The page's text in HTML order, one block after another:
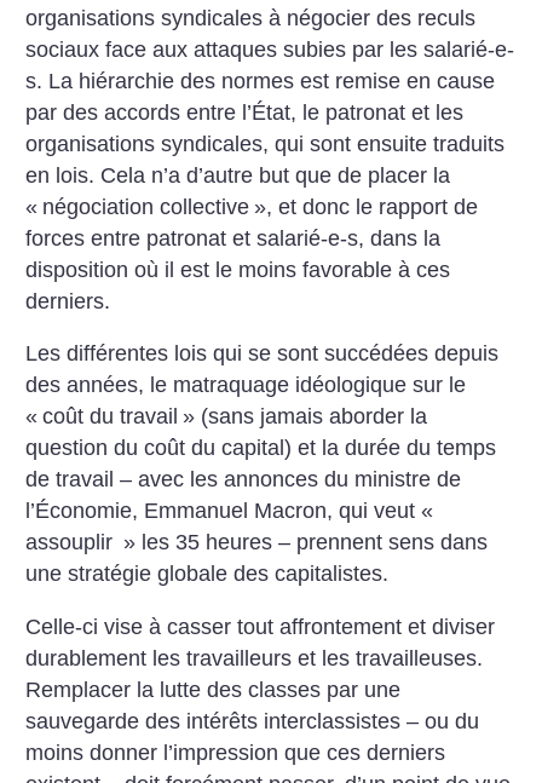
organisations syndicales à négocier des reculs
sociaux face aux attaques subies par les salarié-e-
s. La hiérarchie des normes est remise en cause
par des accords entre l’État, le patronat et les
organisations syndicales, qui sont ensuite traduits
en lois. Cela n’a d’autre but que de placer la
« négociation collective », et donc le rapport de
forces entre patronat et salarié-e-s, dans la
disposition où il est le moins favorable à ces
derniers.
Les différentes lois qui se sont succédées depuis
des années, le matraquage idéologique sur le
« coût du travail » (sans jamais aborder la
question du coût du capital) et la durée du temps
de travail – avec les annonces du ministre de
l’Économie, Emmanuel Macron, qui veut «
assouplir » les 35 heures – prennent sens dans
une stratégie globale des capitalistes.
Celle-ci vise à casser tout affrontement et diviser
durablement les travailleurs et les travailleuses.
Remplacer la lutte desclasses par une
sauvegarde des intérêts interclassistes – ou du
moins donner l’impression que ces derniers